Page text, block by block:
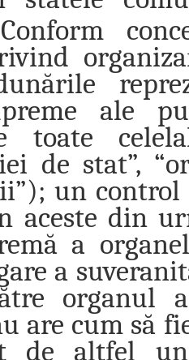
ale
toate
de stat”,
un
aceste din
a
a
organul
are cum să
de altfel